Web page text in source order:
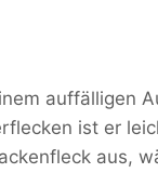
auffälligen
ist er
aus,